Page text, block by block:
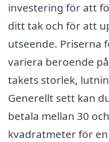
investering för att
ditt tak och för att
utseende. Priserna
variera beroende
takets storlek,
Generellt sett kan
betala mellan 30
kvadratmeter för